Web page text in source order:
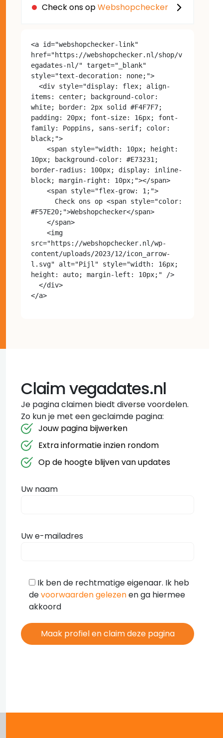
Check ons opWebshopchecker
<a id="webshopchecker-link"
href="https://webshopchecker.nl/shop/v
egadates-nl/" target="_blank"
style="text-decoration: none;">
items: center; background-color:
white; border: 2px solid #F4F7F7;
padding: 20px; font-size: 16px; font-
family: Poppins, sans-serif; color:
black;">
10px; background-color: #E73231;
border-radius: 100px; display: inline-
block; margin-right: 10px;"></span>
#F57E20;">Webshopchecker</span>
src="https://webshopchecker.nl/wp-
content/uploads/2023/12/icon_arrow-
l.svg" alt="Pijl" style="width: 16px;
height: auto; margin-left: 10px;" />
Claim vegadates.nl
Je pagina claimen biedt diverse voordelen.
Zo kun je met een geclaimde pagina:
Jouw pagina bijwerken
Extra informatie inzien rondom
Op de hoogte blijven van updates
Uw naam
Uw e-mailadres
Ik ben de rechtmatige eigenaar. Ik heb
devoorwaarden gelezenen ga hiermee
akkoord